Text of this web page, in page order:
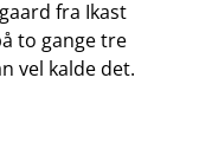
fra Ikast
to gange tre
vel kalde det.